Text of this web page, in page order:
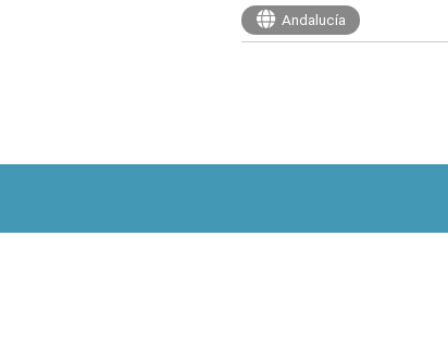
Andalucía